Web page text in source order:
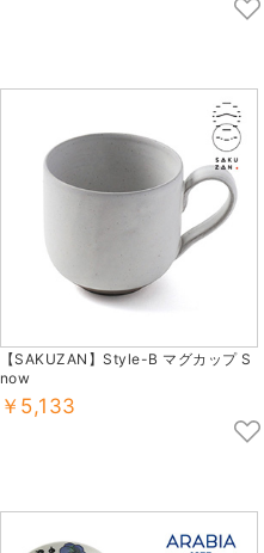
【SAKUZAN】Style-B マグカップ S
now
￥5,133